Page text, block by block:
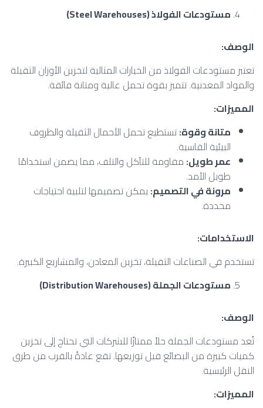
مستودعات الفولاذ(Steel Warehouses)
الوصف:
تعتبر مستودعات الفولاذ من الخيارات المثالية لتخزين الأوزان الثقيلة
والمواد المعدنية. تتميز بقوة تحمل عالية ومتانة فائقة.
المميزات:
متانة وقوة:تستطيع تحمل الأحمال الثقيلة والظروف
البيئية القاسية.
عمر طويل: مقاومة للتآكل والتلف، مما يضمن استخدامًا
طويل الأمد.
مرونة في التصميم:يمكن تصميمها لتلبية احتياجات
محددة.
الاستخدامات:
تستخدم في الصناعات الثقيلة، تخزين المعادن، والمشاريع الكبيرة.
مستودعات الجملة(Distribution Warehouses)
الوصف:
تُعد مستودعات الجملة حلاً ممتازًا للشركات التي تحتاج إلى تخزين
كميات كبيرة من البضائع قبل توزيعها. تقع عادةً بالقرب من طرق
النقل الرئيسية.
المميزات: